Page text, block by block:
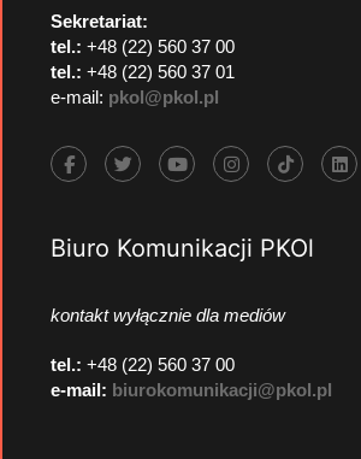
Sekretariat:
tel.: +48 (22) 560 37 00
tel.: +48 (22) 560 37 01
e-mail: pkol@pkol.pl
Biuro Komunikacji PKOl
kontakt wyłącznie dla mediów
tel.: +48 (22) 560 37 00
e-mail: biurokomunikacji@pkol.pl